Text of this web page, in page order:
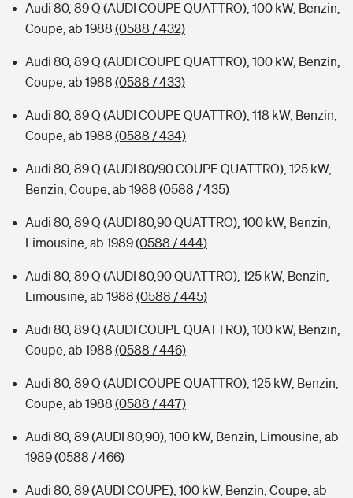
Audi 80, 89 Q (AUDI COUPE QUATTRO), 100 kW, Benzin,
Coupe, ab 1988 (0588 / 432)
Audi 80, 89 Q (AUDI COUPE QUATTRO), 100 kW, Benzin,
Coupe, ab 1988 (0588 / 433)
Audi 80, 89 Q (AUDI COUPE QUATTRO), 118 kW, Benzin,
Coupe, ab 1988 (0588 / 434)
Audi 80, 89 Q (AUDI 80/90 COUPE QUATTRO), 125 kW,
Benzin, Coupe, ab 1988 (0588 / 435)
Audi 80, 89 Q (AUDI 80,90 QUATTRO), 100 kW, Benzin,
Limousine, ab 1989(0588 / 444)
Audi 80, 89 Q (AUDI 80,90 QUATTRO), 125 kW, Benzin,
Limousine, ab 1988 (0588 / 445)
Audi 80, 89 Q (AUDI COUPE QUATTRO), 100 kW, Benzin,
Coupe, ab 1988 (0588 / 446)
Audi 80, 89 Q (AUDI COUPE QUATTRO), 125 kW, Benzin,
Coupe, ab 1988 (0588 / 447)
Audi 80, 89 (AUDI 80,90), 100 kW, Benzin, Limousine, ab
1989(0588 / 466)
Audi 80, 89 (AUDI COUPE), 100 kW, Benzin, Coupe, ab